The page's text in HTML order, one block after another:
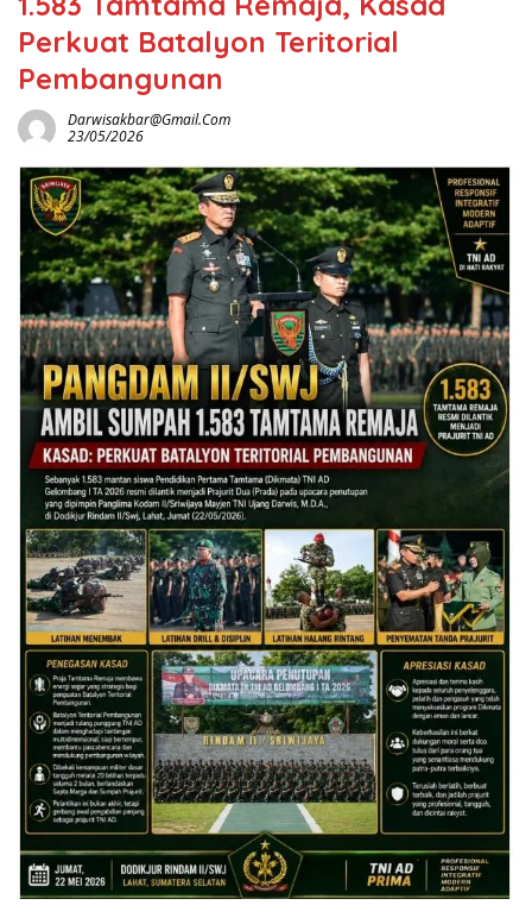
Perkuat Batalyon Teritorial
Pembangunan
Darwisakbar@gmail.com
23/05/2026